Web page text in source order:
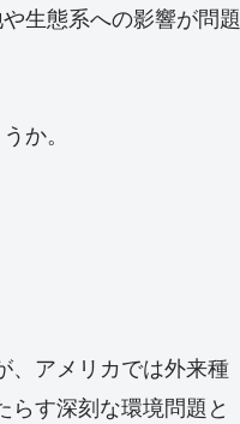
生態系への影響が問題
か。
、アメリカでは外来種
らす深刻な環境問題と